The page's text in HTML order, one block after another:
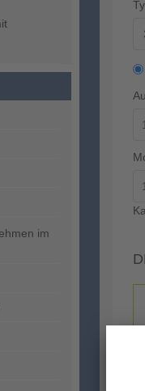
im